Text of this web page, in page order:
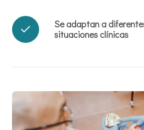
Se adaptan a
situaciones clínicas